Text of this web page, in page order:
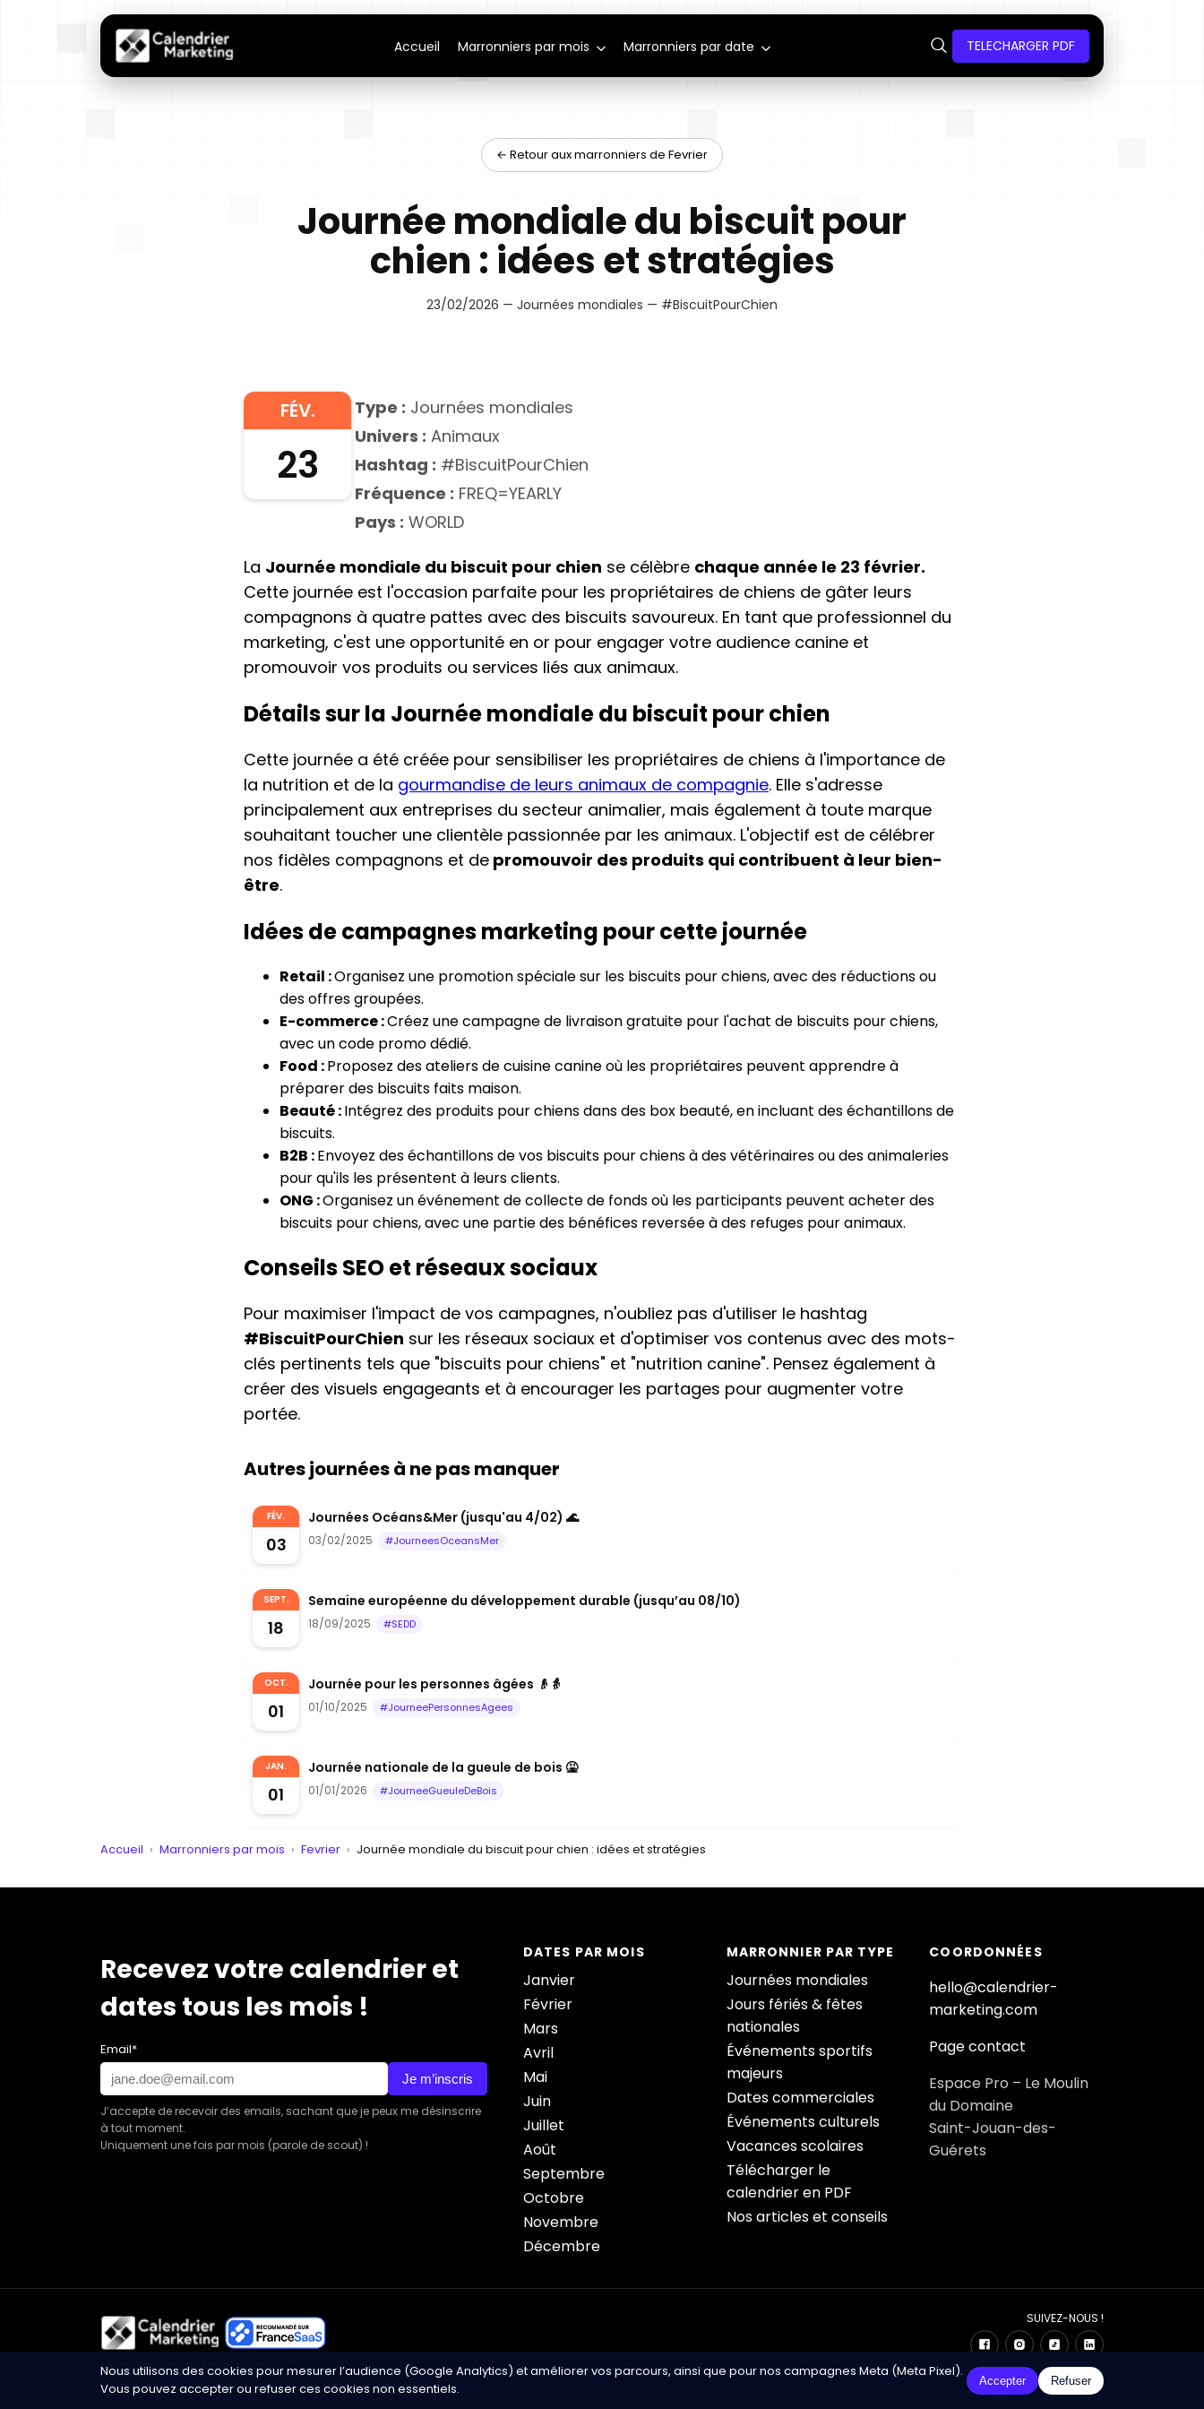
Accueil Marronniers par mois Marronniers par date TELECHARGER PDF
Nous utilisons des cookies pour mesurer l’audience (Google Analytics) et améliorer vos parcours, ainsi que pour nos campagnes Meta (Meta Pixel).
Vous pouvez accepter ou refuser ces cookies non essentiels.
Accepter Refuser
← Retour aux marronniers de Fevrier
Journée mondiale du biscuit pour
chien : idées et stratégies
23/02/2026 — Journées mondiales — #BiscuitPourChien
FÉV.
23
Type : Journées mondiales
Univers : Animaux
Hashtag : #BiscuitPourChien
Fréquence : FREQ=YEARLY
Pays : WORLD
La Journée mondiale du biscuit pour chien se célèbre chaque année le 23 février.
Cette journée est l'occasion parfaite pour les propriétaires de chiens de gâter leurs
compagnons à quatre pattes avec des biscuits savoureux. En tant que professionnel du
marketing, c'est une opportunité en or pour engager votre audience canine et
promouvoir vos produits ou services liés aux animaux.
Détails sur la Journée mondiale du biscuit pour chien
Cette journée a été créée pour sensibiliser les propriétaires de chiens à l'importance de
la nutrition et de la gourmandise de leurs animaux de compagnie. Elle s'adresse
principalement aux entreprises du secteur animalier, mais également à toute marque
souhaitant toucher une clientèle passionnée par les animaux. L'objectif est de célébrer
nos fidèles compagnons et de promouvoir des produits qui contribuent à leur bien-
être.
Idées de campagnes marketing pour cette journée
Retail :Organisez une promotion spéciale sur les biscuits pour chiens, avec des réductions ou
des offres groupées.
E-commerce :Créez une campagne de livraison gratuite pour l'achat de biscuits pour chiens,
avec un code promo dédié.
Food :Proposez des ateliers de cuisine canine où les propriétaires peuvent apprendre à
préparer des biscuits faits maison.
Beauté :Intégrez des produits pour chiens dans des box beauté, en incluant des échantillons de
biscuits.
B2B :Envoyez des échantillons de vos biscuits pour chiens à des vétérinaires ou des animaleries
pour qu'ils les présentent à leurs clients.
ONG :Organisez un événement de collecte de fonds où les participants peuvent acheter des
biscuits pour chiens, avec une partie des bénéfices reversée à des refuges pour animaux.
Conseils SEO et réseaux sociaux
Pour maximiser l'impact de vos campagnes, n'oubliez pas d'utiliser le hashtag
#BiscuitPourChien sur les réseaux sociaux et d'optimiser vos contenus avec des mots-
clés pertinents tels que "biscuits pour chiens" et "nutrition canine". Pensez également à
créer des visuels engageants et à encourager les partages pour augmenter votre
portée.
Autres journées à ne pas manquer
FÉV.
03
Journées Océans&Mer (jusqu'au 4/02) 🌊
03/02/2025 #JourneesOceansMer
SEPT.
18
Semaine européenne du développement durable (jusqu’au 08/10)
18/09/2025 #SEDD
OCT.
01
Journée pour les personnes âgées 👴👵
01/10/2025 #JourneePersonnesAgees
JAN.
01
Journée nationale de la gueule de bois 🤮
01/01/2026 #JourneeGueuleDeBois
Accueil › Marronniers par mois › Fevrier › Journée mondiale du biscuit pour chien : idées et stratégies
Recevez votre calendrier et
dates tous les mois !
Email*
Je m’inscris
J’accepte de recevoir des emails, sachant que je peux me désinscrire
à tout moment.
Uniquement une fois par mois (parole de scout) !
DATES PAR MOIS
Janvier
Février
Mars
Avril
Mai
Juin
Juillet
Août
Septembre
Octobre
Novembre
Décembre
MARRONNIER PAR TYPE
Journées mondiales
Jours fériés & fêtes
nationales
Événements sportifs
majeurs
Dates commerciales
Événements culturels
Vacances scolaires
Télécharger le
calendrier en PDF
Nos articles et conseils
COORDONNÉES
hello@calendrier-
marketing.com
Page contact
Espace Pro – Le Moulin
du Domaine
Saint-Jouan-des-
Guérets
Mentions légales| Plan du site
SUIVEZ-NOUS !
Copyright © 2026 Calendrier Marketing – Développé avec ❤️ par Click&Digital